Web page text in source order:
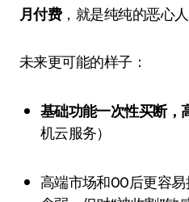
月付费，就是纯纯的恶心人
未来更可能的样子：
基础功能一次性买断
机云服务）
高端市场和00后更容易接受——他们对“拥有”执